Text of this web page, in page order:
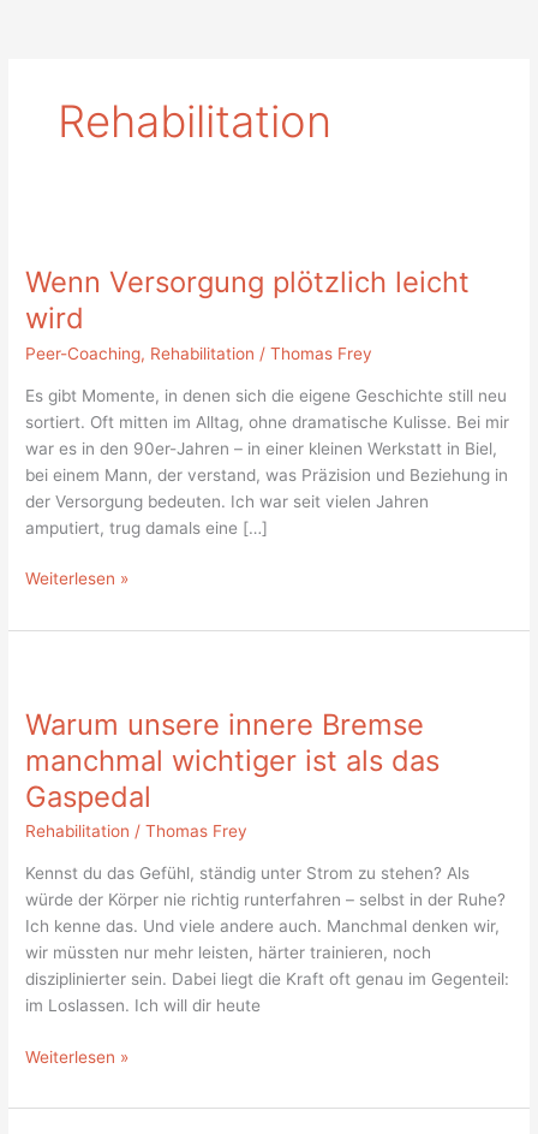
Rehabilitation
Wenn Versorgung plötzlich leicht
wird
Peer-Coaching, Rehabilitation /Thomas Frey
Es gibt Momente, in denen sich die eigene Geschichte still neu
sortiert. Oft mitten im Alltag, ohne dramatische Kulisse. Bei mir
war es in den 90er-Jahren – in einer kleinen Werkstatt in Biel,
bei einem Mann, der verstand, was Präzision und Beziehung in
der Versorgung bedeuten. Ich war seit vielen Jahren
amputiert, trug damals eine […]
plötzlich
leicht
wird
Weiterlesen »
Warum unsere innere Bremse
manchmal wichtiger ist als das
Gaspedal
Rehabilitation /Thomas Frey
Kennst du das Gefühl, ständig unter Strom zu stehen? Als
würde der Körper nie richtig runterfahren – selbst in der Ruhe?
Ich kenne das. Und viele andere auch. Manchmal denken wir,
wir müssten nur mehr leisten, härter trainieren, noch
disziplinierter sein. Dabei liegt die Kraft oft genau im Gegenteil:
im Loslassen. Ich will dir heute
innere
manchmal
wichtiger
ist
das
Gaspedal
Weiterlesen »